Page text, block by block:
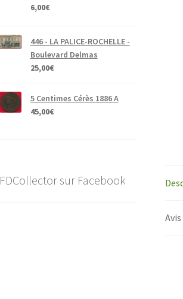
6,00€
446 - LA PALICE-ROCHELLE -
Boulevard Delmas
25,00€
5 Centimes Cérès 1886 A
45,00€
FDCollector sur Facebook